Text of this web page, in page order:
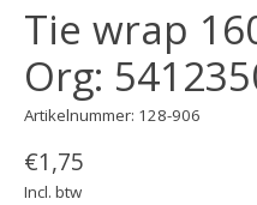
Tie wrap
Org:
Artikelnummer: 128-906
€1,75
Incl. btw